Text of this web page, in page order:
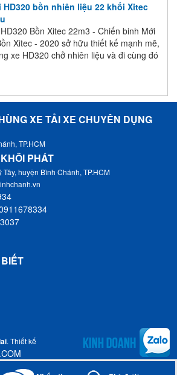
HD320 bồn nhiên liệu 22 khối Xitec
Bồn Xitec 22m3 - Chiến binh Mới
Xitec - 2020 sở hữu thiết kế mạnh mẽ,
xe HD320 chở nhiên liệu và đi cùng đó
XE TẢI XE CHUYÊN DỤNG
TP.HCM
PHÁT
Tây, huyện Bình Chánh, TP.HCM
. Thiết kế